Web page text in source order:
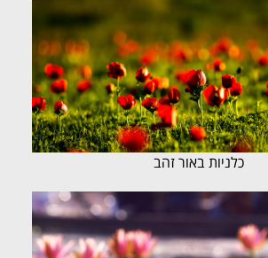
כלניות באור זהב